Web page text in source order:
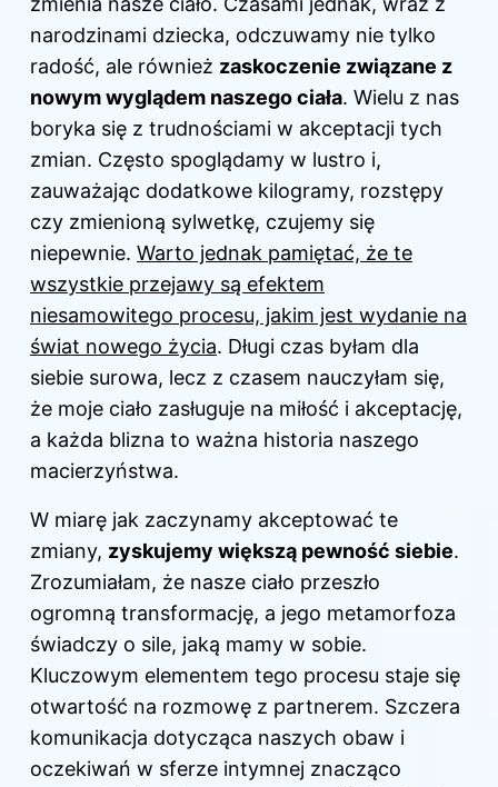
narodzinami dziecka, odczuwamy nie tylko
radość, ale również zaskoczenie związane z
nowym wyglądem naszego ciała. Wielu z nas
boryka się z trudnościami w akceptacji tych
zmian. Często spoglądamy w lustro i,
zauważając dodatkowe kilogramy, rozstępy
czy zmienioną sylwetkę, czujemy się
niepewnie. Warto jednak pamiętać, że te
wszystkie przejawy są efektem
niesamowitego procesu, jakim jest wydanie na
świat nowego życia. Długi czas byłam dla
siebie surowa, lecz z czasem nauczyłam się,
że moje ciało zasługuje na miłość i akceptację,
a każda blizna to ważna historia naszego
macierzyństwa.
W miarę jak zaczynamy akceptować te
zmiany, zyskujemy większą pewność siebie.
Zrozumiałam, że nasze ciało przeszło
ogromną transformację, a jego metamorfoza
świadczy o sile, jaką mamy w sobie.
Kluczowym elementem tego procesu staje się
otwartość na rozmowę z partnerem. Szczera
komunikacja dotycząca naszych obaw i
oczekiwań w sferze intymnej znacząco